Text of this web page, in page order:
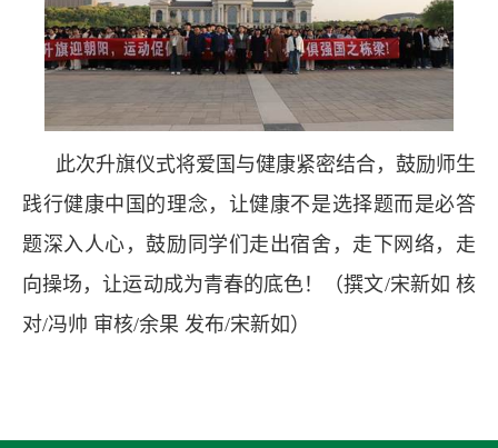
此次升旗仪式将爱国与健康紧密结合，鼓励师生
践行健康中国的理念，让健康不是选择题而是必答
题深入人心，鼓励同学们走出宿舍，走下网络，走
向操场，让运动成为青春的底色！（撰文/宋新如 核
对/冯帅 审核/余果 发布/宋新如）